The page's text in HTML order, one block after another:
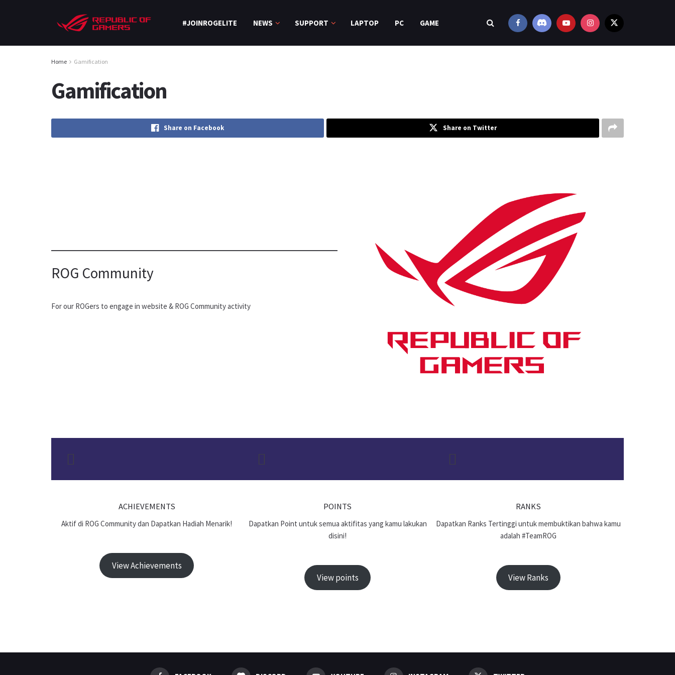
#JOINROGELITE NEWS SUPPORT LAPTOP PC GAME
Home Gamification
Gamification
Share on Facebook Share on Twitter
ROG Community
For our ROGers to engage in website & ROG Community activity
ACHIEVEMENTS
Aktif di ROG Community dan Dapatkan Hadiah Menarik!
View Achievements
POINTS
Dapatkan Point untuk semua aktifitas yang kamu lakukan
disini!
View points
RANKS
Dapatkan Ranks Tertinggi untuk membuktikan bahwa kamu
adalah #TeamROG
View Ranks